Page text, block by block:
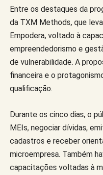
Entre os destaques da
da TXM Methods, que
Empodera, voltado à
empreendedorismo e
de vulnerabilidade. A
financeira e o
qualificação.
Durante os cinco dias, o
MEIs, negociar dívidas,
cadastros e receber
microempresa. Também
capacitações voltadas à